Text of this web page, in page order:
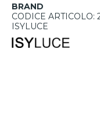
comfort visivo.
BRAND
CODICE ARTICOLO:
ISYLUCE